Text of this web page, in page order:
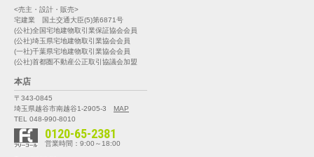
<売主・設計・販売>
宅建業 国土交通大臣(5)第6871号
(公社)全国宅地建物取引業保証協会会員
(公社)埼玉県宅地建物取引業協会会員
(一社)千葉県宅地建物取引業協会会員
(公社)首都圏不動産公正取引協議会加盟
本店
〒343-0845
埼玉県越谷市南越谷1-2905-3
MAP
TEL 048-990-8010
0120-65-2381
営業時間：9:00～18:00